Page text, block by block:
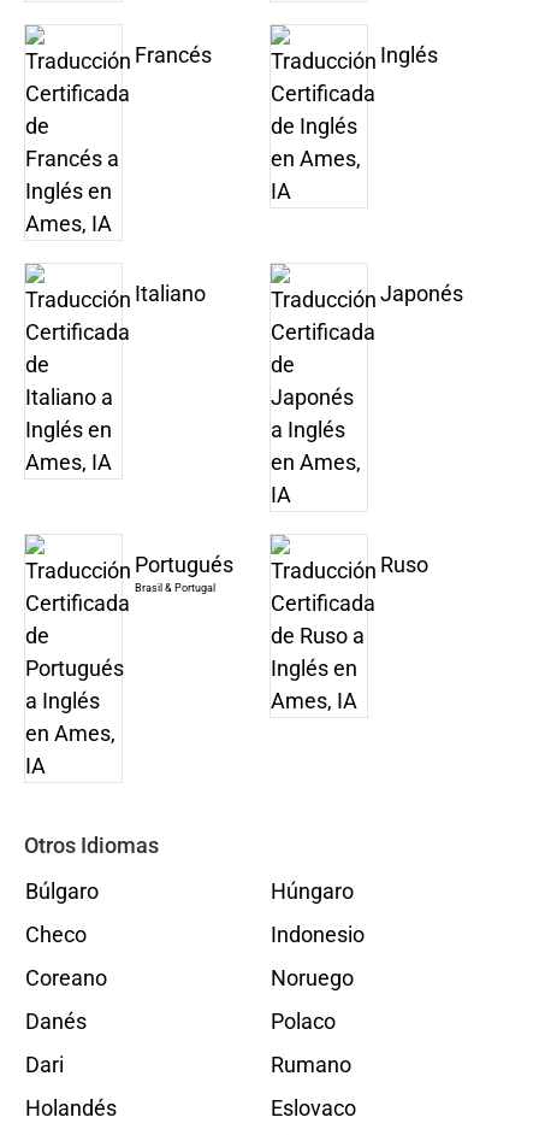
Francés Inglés
Italiano Japonés
Portugués
Brasil & Portugal
Ruso
Otros Idiomas
Búlgaro
Checo
Coreano
Danés
Dari
Holandés
Húngaro
Indonesio
Noruego
Polaco
Rumano
Eslovaco